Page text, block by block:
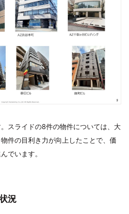
スライドの8件の物件については、大
件の目利き力が向上したことで、価
でいます。
況